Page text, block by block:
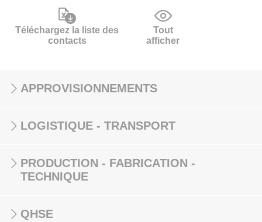
Téléchargez la liste des
contacts
Tout
afficher
APPROVISIONNEMENTS
LOGISTIQUE - TRANSPORT
PRODUCTION - FABRICATION -
TECHNIQUE
QHSE